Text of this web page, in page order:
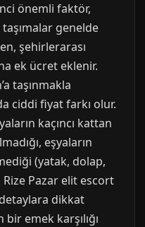
önemli faktör,
genelde
şehirlerarası
ek ücret eklenir.
taşınmakla
ciddi fiyat farkı olur.
kaçıncı kattan
eşyaların
(yatak, dolap,
Pazar elit escort
dikkat
emek karşılığı